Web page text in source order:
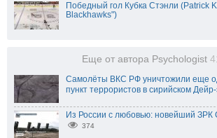
Победный гол Кубка Стэнли (Patrick
Blackhawks")
Еще от автора Psychologist
Самолёты ВКС РФ уничтожили еще
пункт террористов в сирийском
Из России с любовью: новейший ЗРК
374